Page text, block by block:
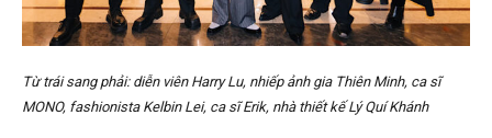
Từ trái sang phải: diễn viên Harry Lu, nhiếp ảnh gia Thiên Minh, ca sĩ
MONO, fashionista Kelbin Lei, ca sĩ Erik, nhà thiết kế Lý Quí Khánh